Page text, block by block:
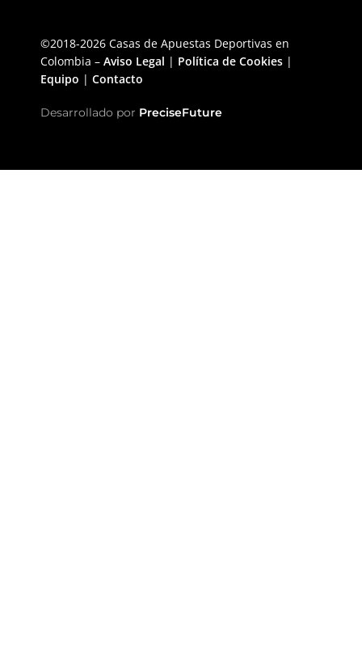
©2018-2026 Casas de Apuestas Deportivas en
Colombia – Aviso Legal | Política de Cookies |
Equipo | Contacto
Desarrollado por PreciseFuture